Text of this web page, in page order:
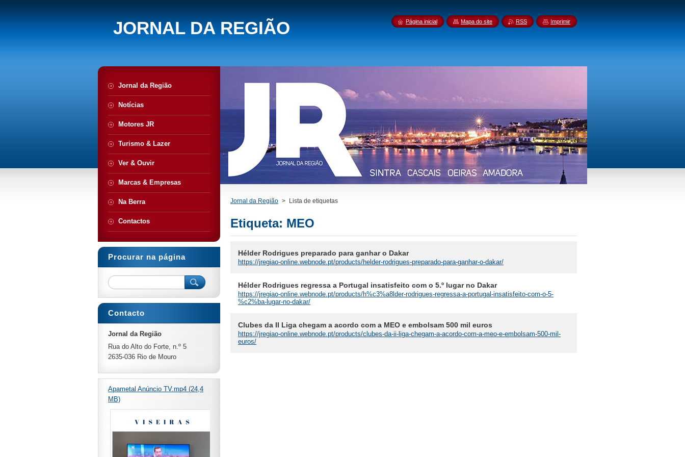
JORNAL DA REGIÃO
Jornal da Região > Lista de etiquetas
Etiqueta: MEO
Hélder Rodrigues preparado para ganhar o Dakar
https://jregiao-online.webnode.pt/products/helder-rodrigues-preparado-para-ganhar-o-dakar/
Hélder Rodrigues regressa a Portugal insatisfeito com o 5.º lugar no Dakar
https://jregiao-online.webnode.pt/products/h%c3%a8lder-rodrigues-regressa-a-portugal-insatisfeito-com-o-5-
%c2%ba-lugar-no-dakar/
Clubes da II Liga chegam a acordo com a MEO e embolsam 500 mil euros
https://jregiao-online.webnode.pt/products/clubes-da-ii-liga-chegam-a-acordo-com-a-meo-e-embolsam-500-mil-
euros/
Jornal da Região
Notícias
Motores JR
Turismo & Lazer
Ver & Ouvir
Marcas & Empresas
Na Berra
Contactos
Procurar na página
Contacto
Jornal da Região
Rua do Alto do Forte, n.º 5
2635-036 Rio de Mouro
Apametal Anúncio TV.mp4 (24,4
MB)
Página inicial Mapa do site RSS Imprimir